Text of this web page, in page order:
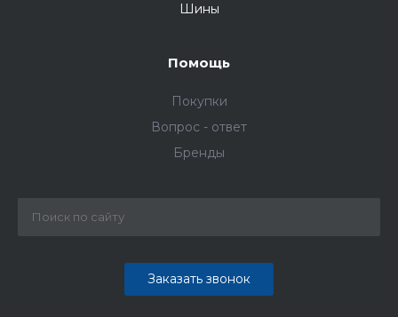
Шины
Помощь
Покупки
Вопрос - ответ
Бренды
Заказать звонок